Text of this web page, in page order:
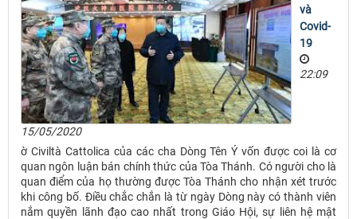
và
Covid-
19
22:09
15/05/2020
ờ Civiltà Cattolica của các cha Dòng Tên Ý vốn được coi là cơ
quan ngôn luận bán chính thức của Tòa Thánh. Có người cho là
quan điểm của họ thường được Tòa Thánh cho nhận xét trước
khi công bố. Điều chắc chắn là từ ngày Dòng này có thành viên
nắm quyền lãnh đạo cao nhất trong Giáo Hội, sự liên hệ mật